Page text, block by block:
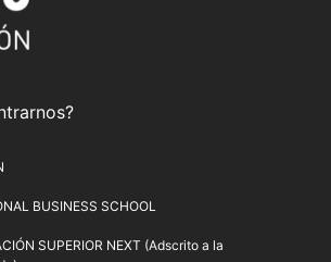
BUSINESS SCHOOL
SUPERIOR NEXT (Adscrito a la